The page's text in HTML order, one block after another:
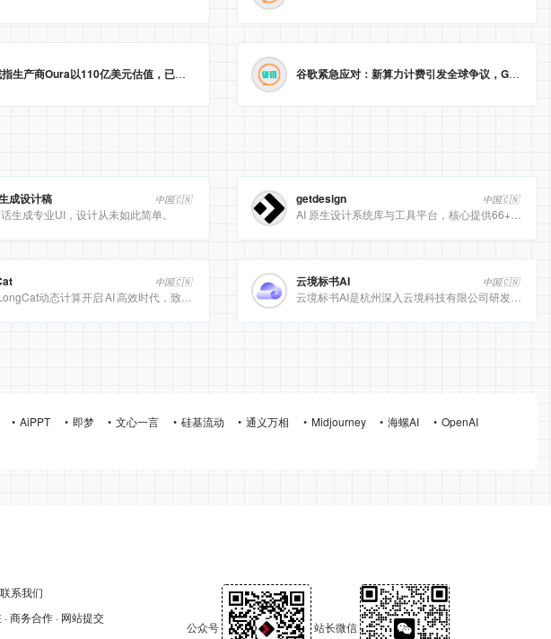
智能戒指生产商Oura以110亿美元估值，已秘密递交美国IPO申请。 2026-05-23 09:04:59 谷歌紧急应对：新算力计费引发全球争议，Gemini Pro/Ultra 额度永久提升至3倍！
成设计稿 中国🇨🇳
生成专业UI，设计从未如此简单。
getdesign 中国🇨🇳
中国🇨🇳
[美团]LongCat动态计算开启 AI 高效时代，致力于为用户提供高效、精准、多模态的人工智能服务。
云境标书AI 中国🇨🇳
AiPPT 即梦 文心一言 硅基流动 通义万相 Midjourney 海螺AI
OpenAI
联系我们
· 商务合作 · 网站提交
公众号 站长微信